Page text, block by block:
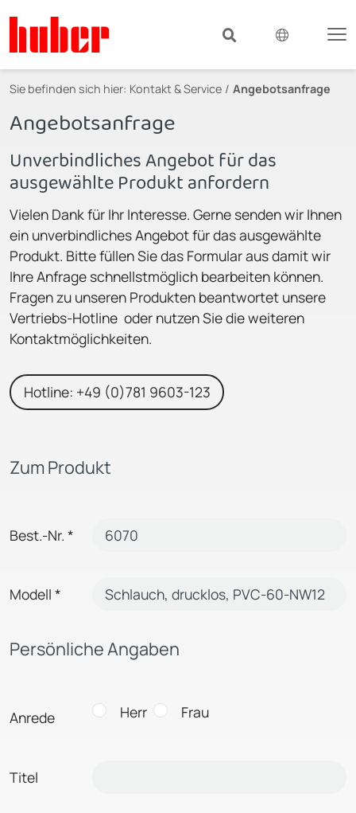
Sie befinden sich hier: Kontakt & Service Angebotsanfrage
Angebotsanfrage
Unverbindliches Angebot für das
ausgewählte Produkt anfordern
Vielen Dank für Ihr Interesse. Gerne senden wir Ihnen
ein unverbindliches Angebot für das ausgewählte
Produkt. Bitte füllen Sie das Formular aus damit wir
Ihre Anfrage schnellstmöglich bearbeiten können.
Fragen zu unseren Produkten beantwortet unsere
Vertriebs-Hotline oder nutzen Sie die weiteren
Kontaktmöglichkeiten.
Hotline: +49 (0)781 9603-123
Zum Produkt
Best.-Nr. *
Modell *
Persönliche Angaben
Anrede Herr Frau
Titel